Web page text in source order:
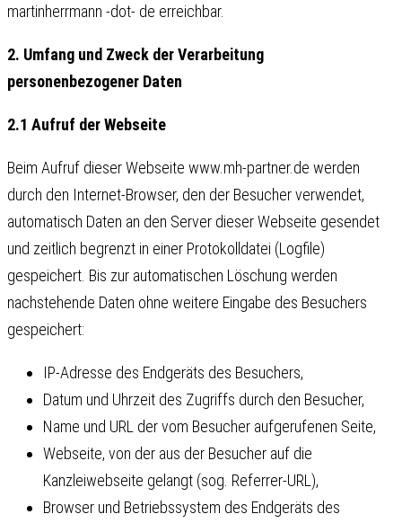
martinherrmann -dot- de erreichbar.
2. Umfang und Zweck der Verarbeitung
personenbezogener Daten
2.1 Aufruf der Webseite
Beim Aufruf dieser Webseite www.mh-partner.de werden
durch den Internet-Browser, den der Besucher verwendet,
automatisch Daten an den Server dieser Webseite gesendet
und zeitlich begrenzt in einer Protokolldatei (Logfile)
gespeichert. Bis zur automatischen Löschung werden
nachstehende Daten ohne weitere Eingabe des Besuchers
gespeichert:
IP-Adresse des Endgeräts des Besuchers,
Datum und Uhrzeit des Zugriffs durch den Besucher,
Name und URL der vom Besucher aufgerufenen Seite,
Webseite, von der aus der Besucher auf die
Kanzleiwebseite gelangt (sog. Referrer-URL),
Browser und Betriebssystem des Endgeräts des